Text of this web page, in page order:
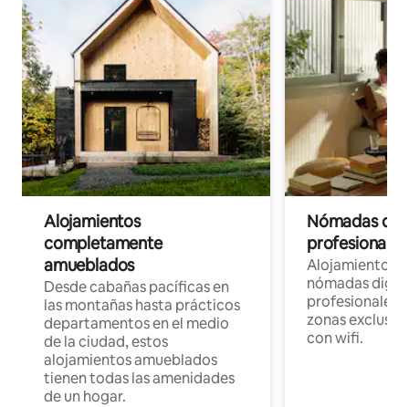
Alojamientos
completamente
amueblados
Desde cabañas pacíficas en
las montañas hasta prácticos
departamentos en el medio
de la ciudad, estos
alojamientos amueblados
tienen todas las amenidades
de un hogar.
Nómadas
Alojamientos
nómadas
profesionales
zonas
con wifi.